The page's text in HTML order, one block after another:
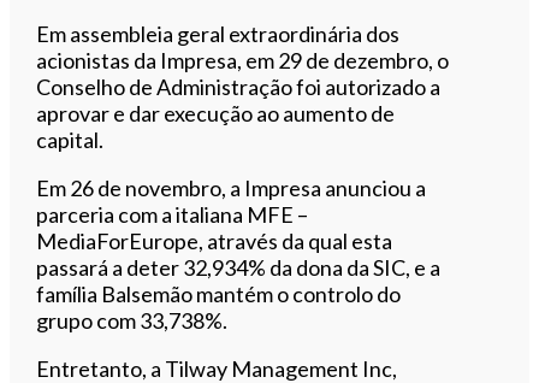
Em assembleia geral extraordinária dos
acionistas da Impresa, em 29 de dezembro, o
Conselho de Administração foi autorizado a
aprovar e dar execução ao aumento de
capital.
Em 26 de novembro, a Impresa anunciou a
parceria com a italiana MFE –
MediaForEurope, através da qual esta
passará a deter 32,934% da dona da SIC, e a
família Balsemão mantém o controlo do
grupo com 33,738%.
Entretanto, a Tilway Management Inc,